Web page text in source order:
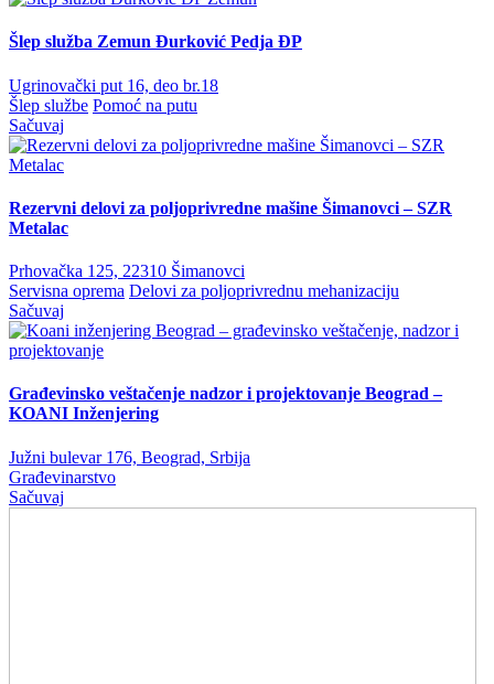
Šlep služba Zemun Đurković Pedja ĐP
Ugrinovački put 16, deo br.18
Šlep službe Pomoć na putu
Sačuvaj
Rezervni delovi za poljoprivredne mašine Šimanovci – SZR
Metalac
Prhovačka 125, 22310 Šimanovci
Servisna oprema Delovi za poljoprivrednu mehanizaciju
Sačuvaj
Građevinsko veštačenje nadzor i projektovanje Beograd –
KOANI Inženjering
Južni bulevar 176, Beograd, Srbija
Građevinarstvo
Sačuvaj